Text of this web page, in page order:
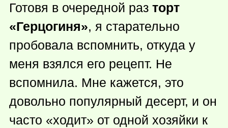
Готовя в очередной раз торт
«Герцогиня», я старательно
пробовала вспомнить, откуда у
меня взялся его рецепт. Не
вспомнила. Мне кажется, это
довольно популярный десерт, и он
часто «ходит» от одной хозяйки к